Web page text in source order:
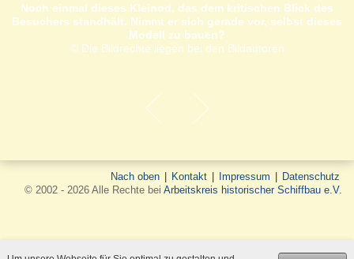
Noch einmal dieses Kleinod, das dem kritischen Blick des
Besuchers standhält. Nimmt er sich gerade vor, selbst dieses
Modell zu bauen?
© Die Bildrechte liegen bei den Bildautoren
Nach oben | Kontakt | Impressum | Datenschutz
© 2002 - 2026 Alle Rechte bei Arbeitskreis historischer Schiffbau e.V.